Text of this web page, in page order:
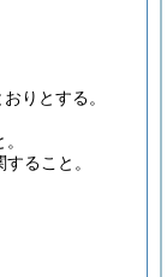
りとする。
ること。